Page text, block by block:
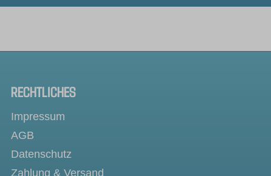
RECHTLICHES
Impressum
AGB
Datenschutz
Zahlung & Versand